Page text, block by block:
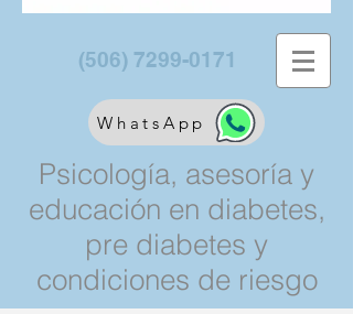
(506) 7299-0171
WhatsApp
Psicología, asesoría y
educación en diabetes,
pre diabetes y
condiciones de riesgo